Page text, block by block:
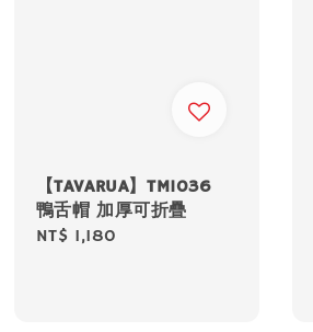
【TAVARUA】TM1036
鴨舌帽 加厚可折疊
Regular
NT$ 1,180